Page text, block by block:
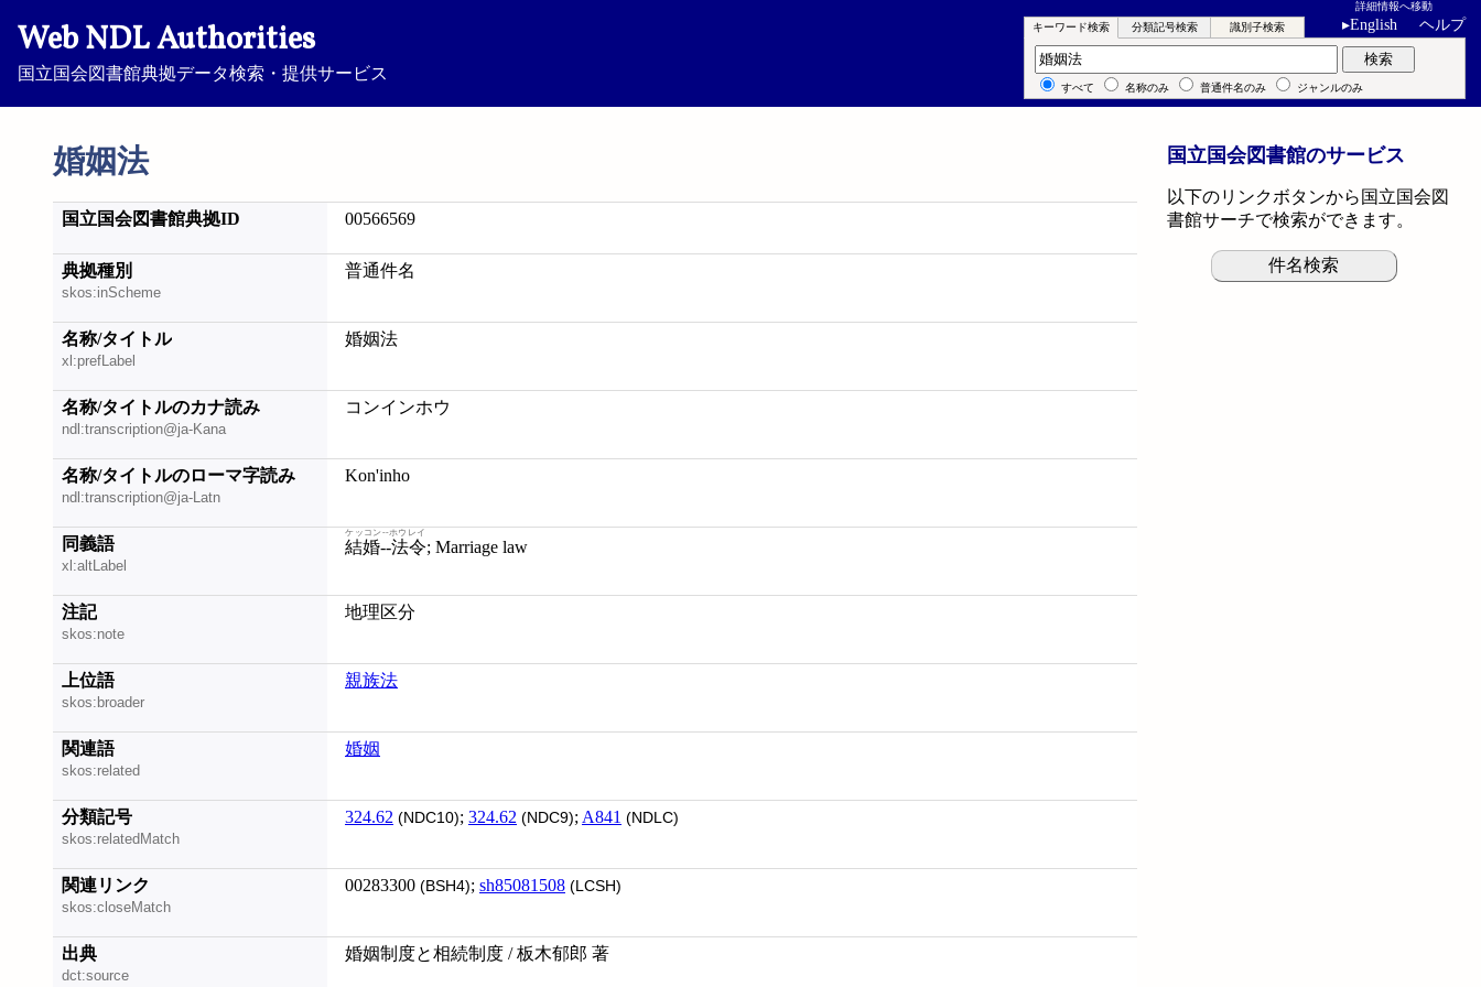
Web NDL Authorities
国立国会図書館典拠データ検索・提供サービス
詳細情報へ移動
▸English ヘルプ
婚姻法
キーワード検索 分類記号検索 識別子検索
キーワード検索 検索
すべて 名称のみ 普通件名のみ ジャンルのみ
国立国会図書館典拠ID 00566569
典拠種別
skos:inScheme
普通件名
名称/タイトル
xl:prefLabel
婚姻法
名称/タイトルのカナ読み
ndl:transcription@ja-Kana
コンインホウ
名称/タイトルのローマ字読み
ndl:transcription@ja-Latn
Kon'inho
同義語
xl:altLabel
結婚--法令
ケッコン--ホウレイ
; Marriage law
注記
skos:note
地理区分
上位語
skos:broader
親族法
関連語
skos:related
婚姻
分類記号
skos:relatedMatch
324.62 (NDC10); 324.62 (NDC9); A841 (NDLC)
関連リンク
skos:closeMatch
00283300 (BSH4); sh85081508 (LCSH)
出典
dct:source
婚姻制度と相続制度 / 板木郁郎 著
国立国会図書館のサービス
以下のリンクボタンから国立国会図
書館サーチで検索ができます。
件名検索